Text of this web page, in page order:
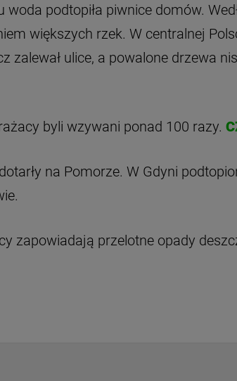
woda podtopiła piwnice domów.
większych rzek. W centralnej
zalewał ulice, a powalone drzewa
byli wzywani ponad 100 razy.
na Pomorze. W Gdyni
zapowiadają przelotne opady